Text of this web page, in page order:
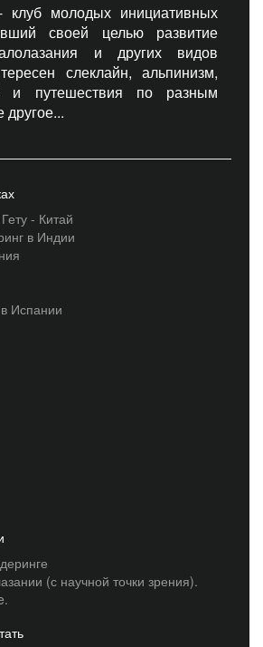
клуб молодых инициативных
своей целью развитие
и других видов
слеклайн, альпинизм,
и путешествия по разным
другое...
- Китай
в Индии
Испании
(с научной точки зрения).